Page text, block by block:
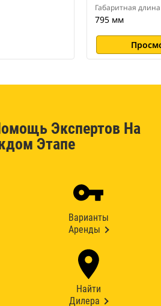
Габаритная длина
795 мм
Экспертов На
Этапе
Варианты
Аренды
Найти
Дилера